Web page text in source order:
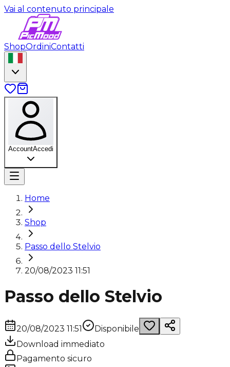
Vai al contenuto principale
ShopOrdiniContatti
AccountAccedi
Home
Shop
Passo dello Stelvio
20/08/2023 11:51
Passo dello Stelvio
20/08/2023 11:51
Disponibile
Download immediato
Pagamento sicuro